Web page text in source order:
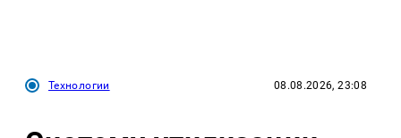
Технологии 08.08.2026, 23:08